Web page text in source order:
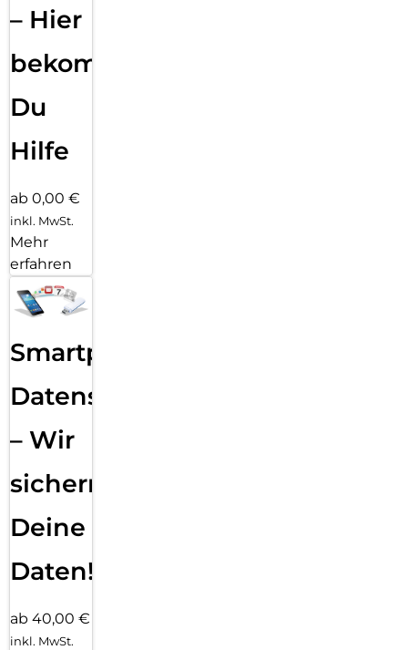
– Hier
bekommst
Du
Hilfe
ab 0,00 €
inkl. MwSt.
Mehr
erfahren
Smartphone
Datensicherung
– Wir
sichern
Deine
Daten!
ab 40,00 €
inkl. MwSt.